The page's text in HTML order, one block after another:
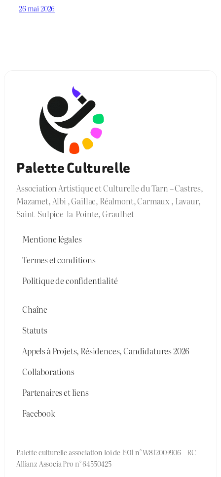
26 mai 2026
Palette Culturelle
Association Artistique et Culturelle du Tarn – Castres,
Mazamet, Albi , Gaillac, Réalmont, Carmaux , Lavaur,
Saint-Sulpice-la-Pointe, Graulhet
Mentione légales
Termes et conditions
Politique de confidentialité
Chaîne
Statuts
Appels à Projets, Résidences, Candidatures 2026
Collaborations
Partenaires et liens
Facebook
Palette culturelle association loi de 1901 n° W812009906 – RC
Allianz Associa Pro n° 64550425